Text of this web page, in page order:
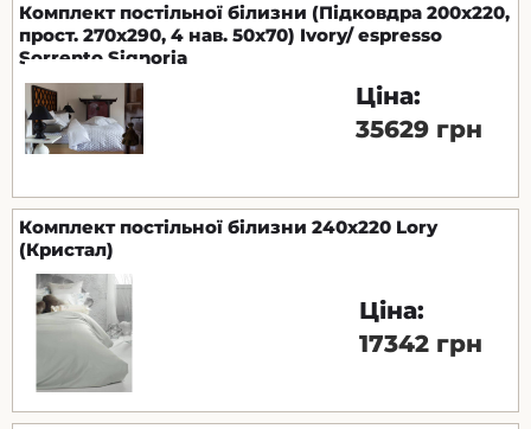
Комплект постільної білизни (Підковдра 200х220,
прост. 270х290, 4 нав. 50х70) Ivory/ espresso
Sorrento Signoria
Ціна:
35629 грн
Комплект постільної білизни 240x220 Lory
(Кристал)
Ціна:
17342 грн